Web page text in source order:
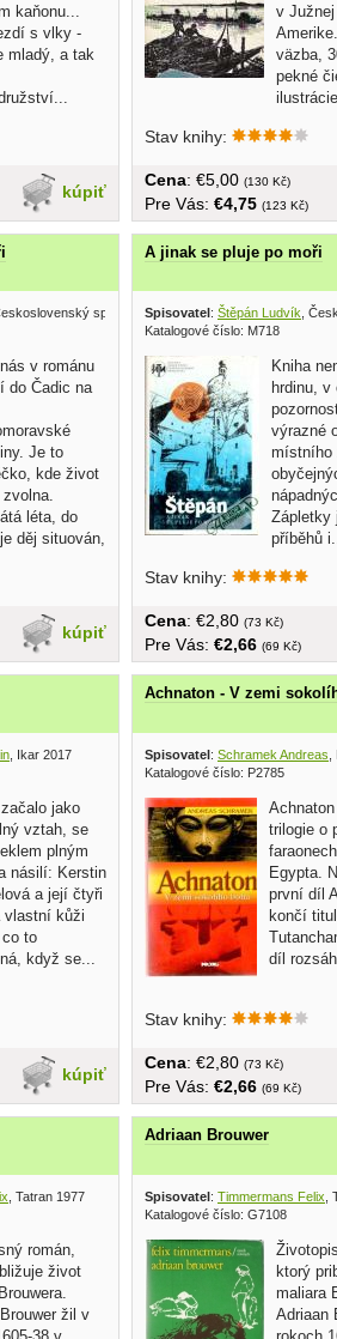
kaňonu...
s vlky -
mladý, a tak
kúpiť
v Južnej
väzba,
pekné
ilustrácie
Stav knihy:
Cena: €5,00 (130 Kč)
Pre Vás: €4,75 (123 Kč)
spisovatel 1988
v románu
do Čadic na
Je to
kde život
léta, do
děj situován,
kúpiť
A jinak se pluje po moři
Spisovatel : Štěpán Ludvík ,
Katalogové číslo: M718
Kniha
hrdinu, v
výrazné
místního
Zápletky
příběhů
Stav knihy:
Cena: €2,80 (73 Kč)
Pre Vás: €2,66 (69 Kč)
, Ikar 2017
jako
vztah, se
plným
násilí: Kerstin
a její čtyři
vlastní kůži
to
když se...
kúpiť
Achnaton - V zemi
Spisovatel: Schramek Andreas
Katalogové číslo: P2785
trilogie o
Egypta.
první díl
končí
díl
Stav knihy:
Cena: €2,80 (73 Kč)
Pre Vás: €2,66 (69 Kč)
, Tatran 1977
román,
život
žil v
Adriaan Brouwer
Spisovatel: Timmermans Felix
Katalogové číslo: G7108
ktorý
maliara
Adriaan